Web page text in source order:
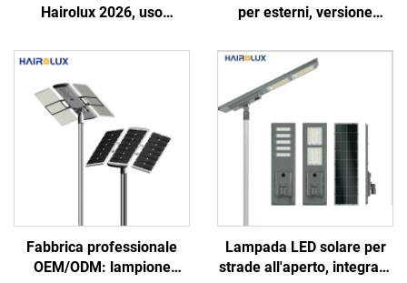
Hairolux 2026, uso
decorative per esterni,
per esterni, versione
per giardini e strade, luci
solari LED per strade
Fabbrica professionale
OEM/ODM: lampione
Lampada LED solare per
strade all'aperto, integrata